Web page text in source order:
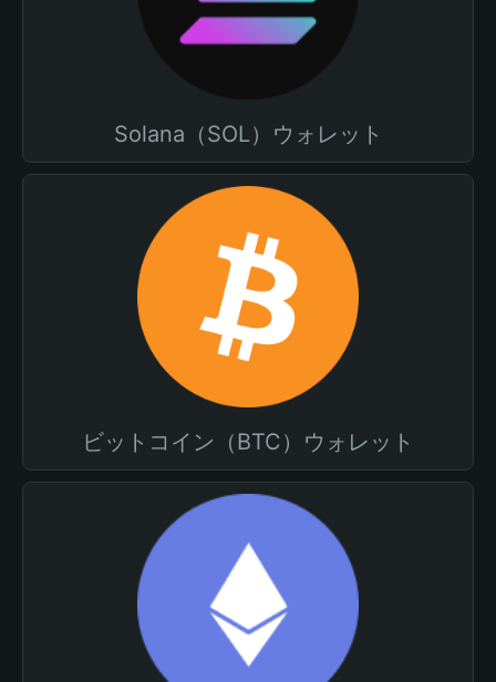
Solana（SOL）ウォレット
ビットコイン（BTC）ウォレット